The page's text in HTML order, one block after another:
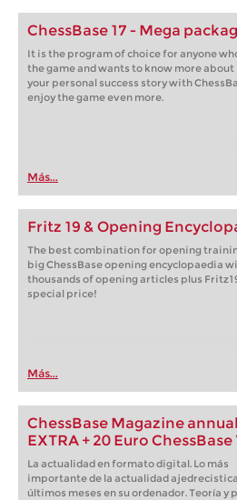
ChessBase 17 - Mega
It is the program of choice for anyone
the game and wants to know more
your personal success story with
enjoy the game even more.
Más...
Fritz 19 & Opening
The best combination for opening
big ChessBase opening encyclopaedia
thousands of opening articles plus
special price!
Más...
ChessBase Magazine
EXTRA + 20 Euro
La actualidad en formato digital. Lo más
importante de la actualidad
últimos meses en su ordenador. Teoría y